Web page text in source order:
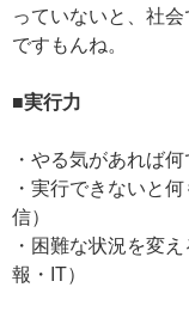
っていないと、社
ですもんね。
■実行力
・やる気があれば
・実行できないと
信）
・困難な状況を変
報・IT）